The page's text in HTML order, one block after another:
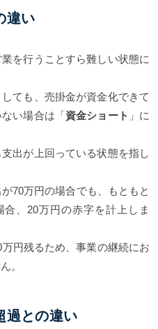
違い
を行うことすら難しい状態に
ても、売掛金が資金化できて
い場合は「資金ショート 」に
出が上回っている状態を指し
70万円の場合でも、もともと
、20万円の赤字を計上しま
円残るため、事業の継続にお
。
過との違い